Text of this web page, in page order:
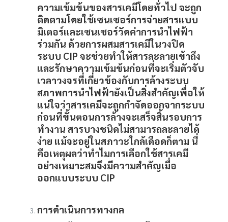
ความเข้มข้นของสารเคมีโดยทั่วไป จะถูก
ติดตามโดยใช้เซนเซอร์การจ่ายสารแบบ
มิเตอร์และเซนเซอร์วัดค่าการนำไฟฟ้า
ร่วมกัน ด้วยการผสมสารเคมีในวงปิด
ระบบ CIP จะช่วยทำให้สารละลายเข้าถึง
และรักษาความเข้มข้นก่อนที่จะเริ่มตัวจับ
เวลาวงจรที่เกี่ยวข้องกับการล้างระบบ
สภาพการนำไฟฟ้ายังเป็นสิ่งสำคัญเพื่อให้
แน่ใจว่าสารเคมีจะถูกกำจัดออกจากระบบ
ก่อนที่ขั้นตอนการล้างจะเสร็จสิ้นรอบการ
ทำงาน สารบางชนิดไม่สามารถละลายได้
ง่าย แม้จะอยู่ในสภาวะใกล้เดือดก็ตาม นี่
คือเหตุผลว่าทำไมการเลือกใช้สารเคมี
อย่างเหมาะสมจึงมีความสำคัญเมื่อ
ออกแบบระบบ CIP
การดำเนินการทางกล